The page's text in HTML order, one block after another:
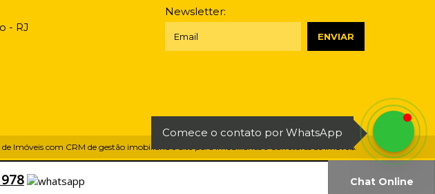
- RJ
Newsletter:
Chat Online
Comece o contato por WhatsApp
Imóveis com CRM de gestão imobiliária Site para Imobiliárias e Corretores de Imóveis.